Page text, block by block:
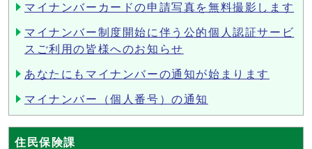
マイナンバーカードの申請写真を無料撮影します
マイナンバー制度開始に伴う公的個人認証サービ
スご利用の皆様へのお知らせ
あなたにもマイナンバーの通知が始まります
マイナンバー（個人番号）の通知
住民保険課